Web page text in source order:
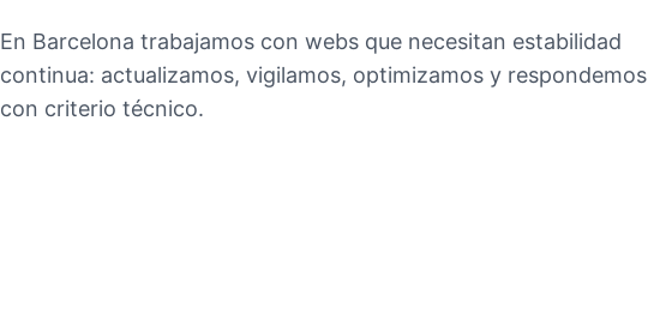
En Barcelona trabajamos con webs que necesitan estabilidad
continua: actualizamos, vigilamos, optimizamos y respondemos
con criterio técnico.